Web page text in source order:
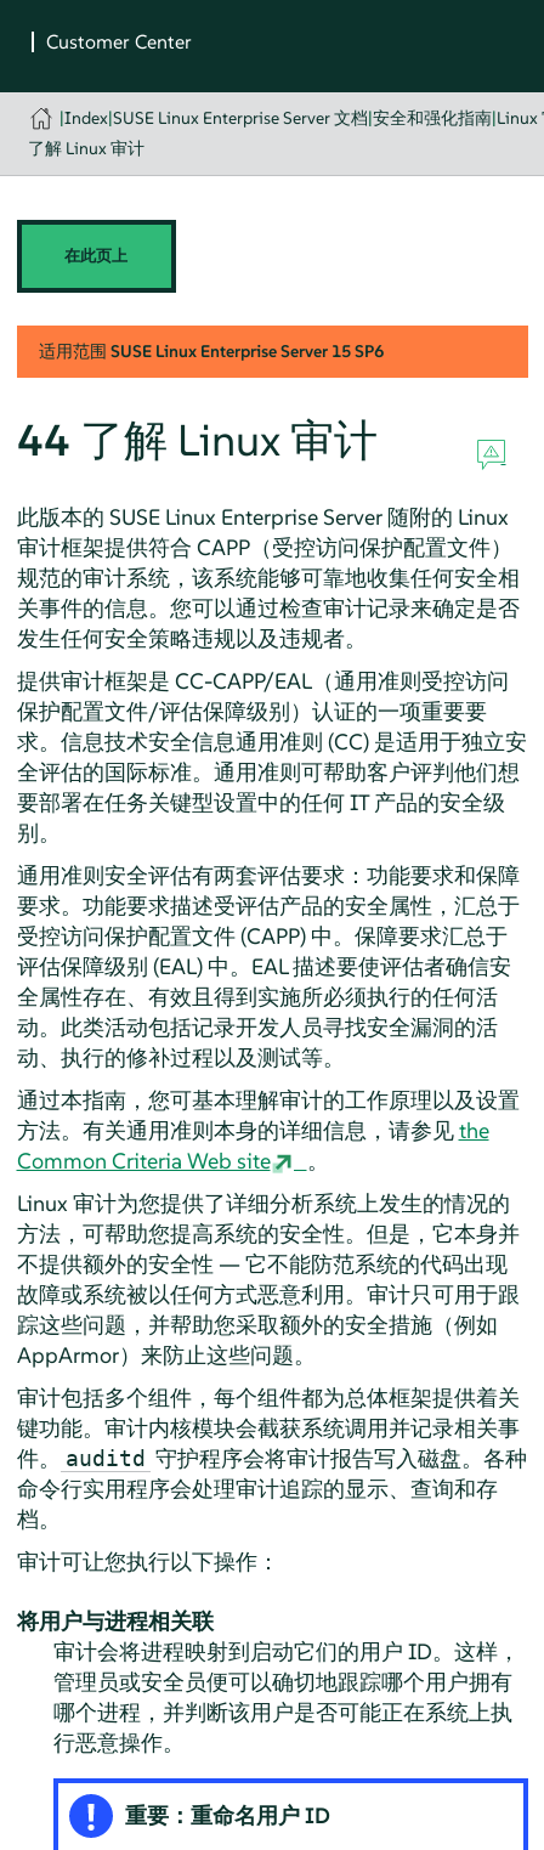
|Index|SUSE Linux Enterprise Server 文档|安全和强化指南|Linux
了解 Linux 审计
在此页上
适用范围 SUSE Linux Enterprise Server 15 SP6
44 了解 Linux 审计
此版本的 SUSE Linux Enterprise Server随附的 Linux
审计框架提供符合 CAPP（受控访问保护配置文件）
规范的审计系统，该系统能够可靠地收集任何安全相
关事件的信息。您可以通过检查审计记录来确定是否
发生任何安全策略违规以及违规者。
提供审计框架是 CC-CAPP/EAL（通用准则受控访问
保护配置文件/评估保障级别）认证的一项重要要
求。信息技术安全信息通用准则 (CC) 是适用于独立安
全评估的国际标准。通用准则可帮助客户评判他们想
要部署在任务关键型设置中的任何 IT 产品的安全级
别。
通用准则安全评估有两套评估要求：功能要求和保障
要求。功能要求描述受评估产品的安全属性，汇总于
受控访问保护配置文件 (CAPP) 中。保障要求汇总于
评估保障级别 (EAL) 中。EAL 描述要使评估者确信安
全属性存在、有效且得到实施所必须执行的任何活
动。此类活动包括记录开发人员寻找安全漏洞的活
动、执行的修补过程以及测试等。
通过本指南，您可基本理解审计的工作原理以及设置
方法。有关通用准则本身的详细信息，请参见the
Common Criteria Web site
。
Linux 审计为您提供了详细分析系统上发生的情况的
方法，可帮助您提高系统的安全性。但是，它本身并
不提供额外的安全性 — 它不能防范系统的代码出现
故障或系统被以任何方式恶意利用。审计只可用于跟
踪这些问题，并帮助您采取额外的安全措施（例如
AppArmor）来防止这些问题。
审计包括多个组件，每个组件都为总体框架提供着关
键功能。审计内核模块会截获系统调用并记录相关事
件。
auditd 守护程序会将审计报告写入磁盘。各种
命令行实用程序会处理审计追踪的显示、查询和存
档。
审计可让您执行以下操作：
将用户与进程相关联
审计会将进程映射到启动它们的用户 ID。这样，
管理员或安全员便可以确切地跟踪哪个用户拥有
哪个进程，并判断该用户是否可能正在系统上执
行恶意操作。
重要：重命名用户 ID